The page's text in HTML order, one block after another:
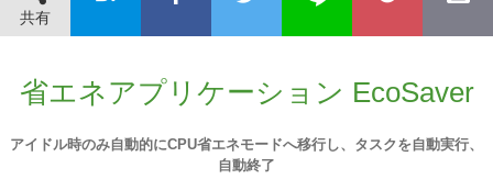
共有
省エネアプリケーション EcoSaver
アイドル時のみ自動的にCPU省エネモードへ移行し、タスクを自動実行、
自動終了